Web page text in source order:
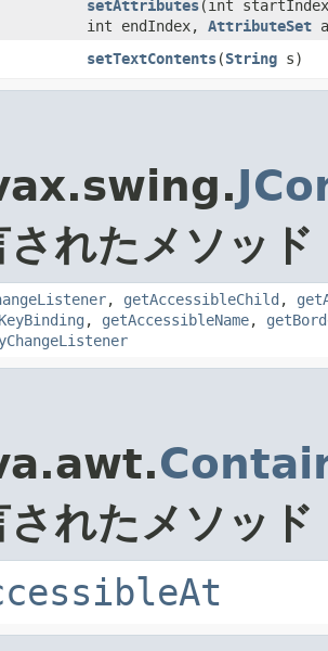
setAttributes​(int
int endIndex, AttributeSet
setTextContents​(String s)
れたメソッド
, getAccessibleChild ,
, getAccessibleName,
れたメソッド